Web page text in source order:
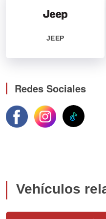
JEEP
Redes Sociales
Vehículos